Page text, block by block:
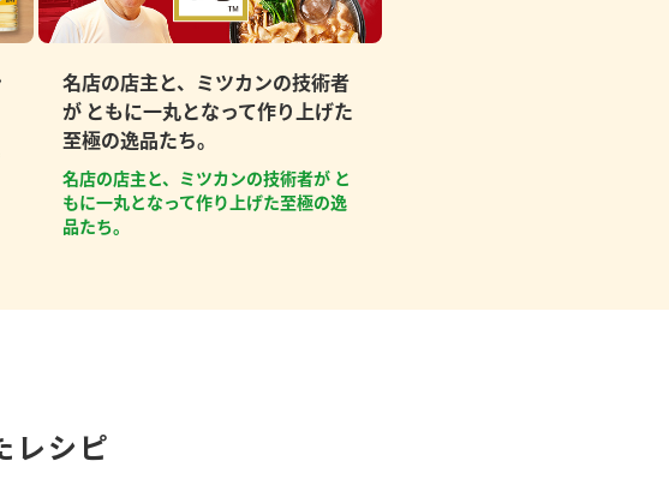
名店の店主と、ミツカンの技術者
が ともに一丸となって作り上げた
至極の逸品たち。
名店の店主と、ミツカンの技術者が と
もに一丸となって作り上げた至極の逸
品たち。
レシピ